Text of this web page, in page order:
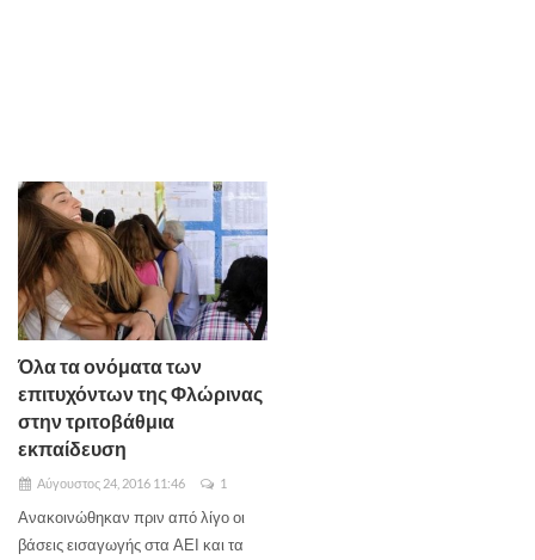
Όλα τα ονόματα των
επιτυχόντων της Φλώρινας
στην τριτοβάθμια
εκπαίδευση
Αύγουστος 24, 2016 11:46 1
Ανακοινώθηκαν πριν από λίγο οι
βάσεις εισαγωγής στα ΑΕΙ και τα